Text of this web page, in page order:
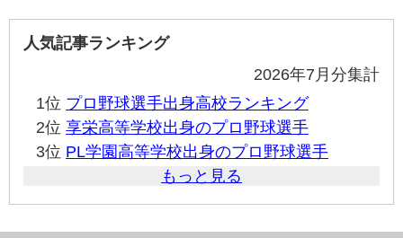
人気記事ランキング
2026年7月分集計
1位 プロ野球選手出身高校ランキング
2位 享栄高等学校出身のプロ野球選手
3位 PL学園高等学校出身のプロ野球選手
もっと見る